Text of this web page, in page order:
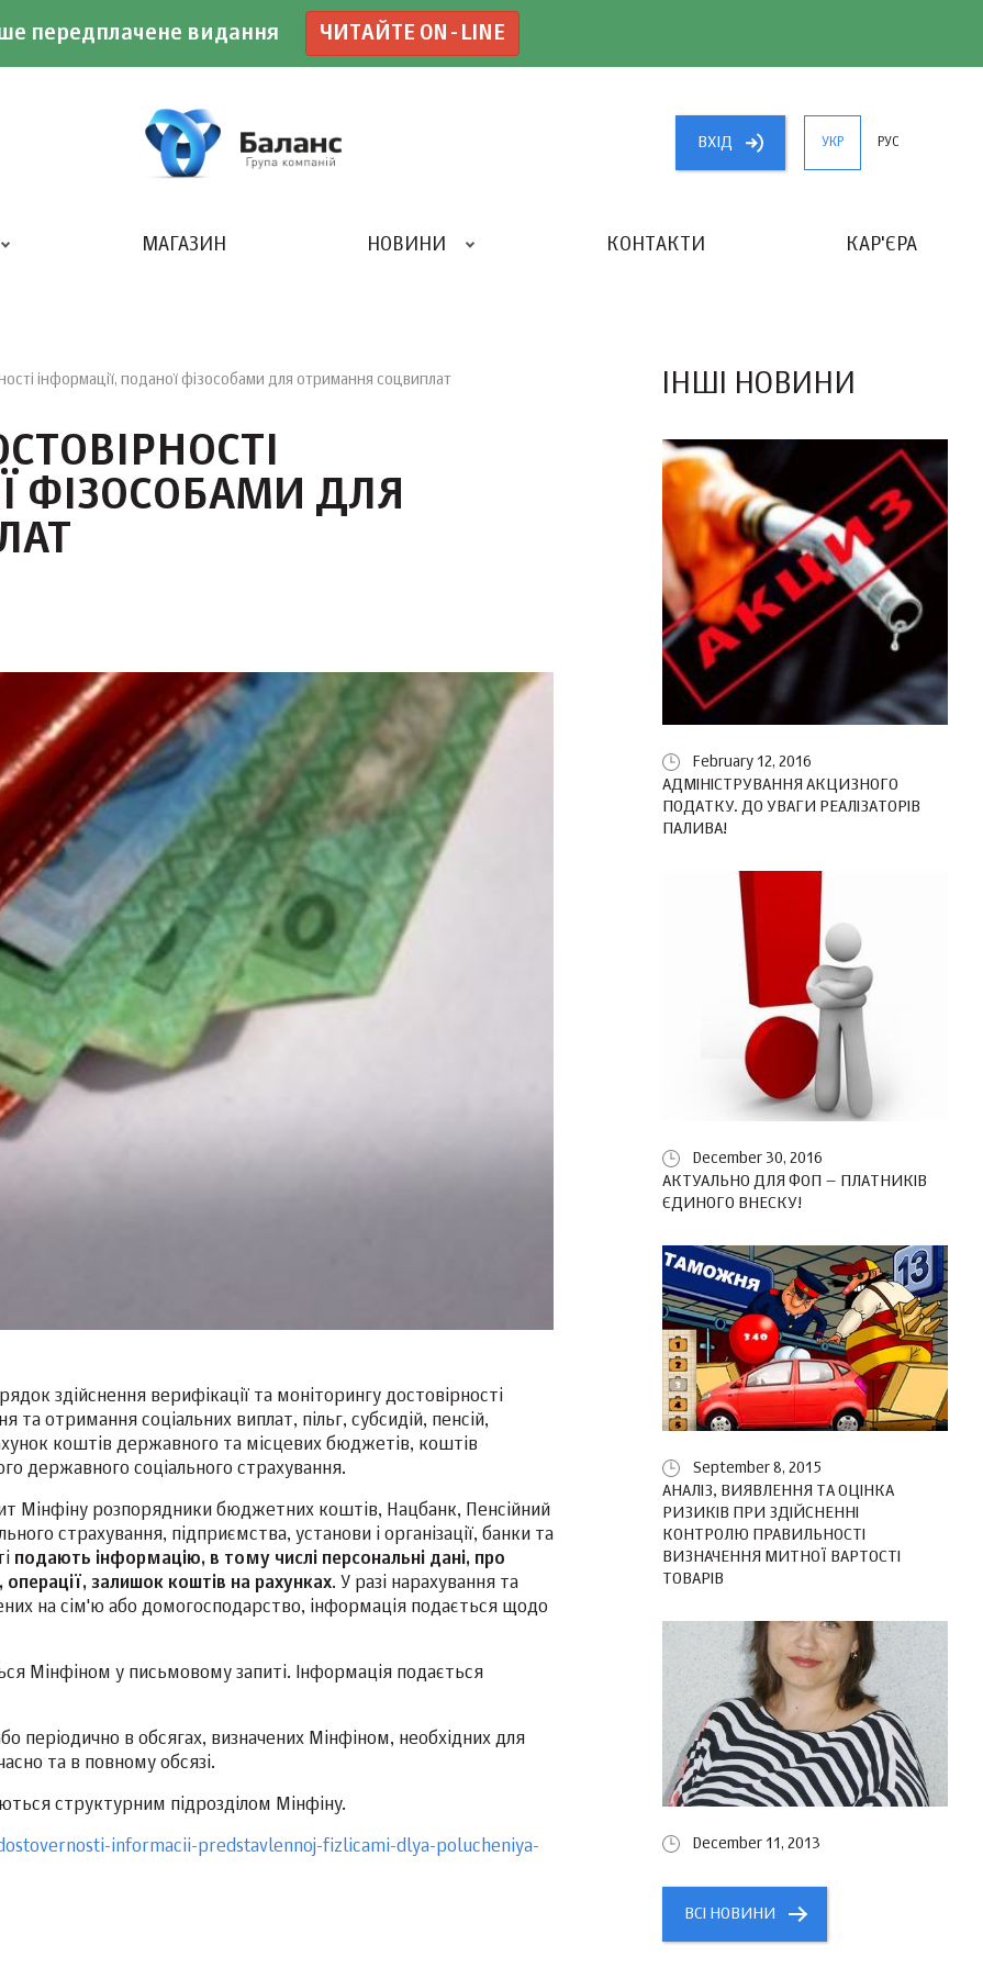
передплачене видання ЧИТАЙТЕ ON-LINE
ВХIД УКР РУС
МАГАЗИН НОВИНИ КОНТАКТИ КАР'ЄРА
інформації, поданої фізособами для отримання соцвиплат
ФІЗОСОБАМИ ДЛЯ
здійснення верифікації та моніторингу достовірності
отримання соціальних виплат, пільг, субсидій, пенсій,
коштів державного та місцевих бюджетів, коштів
державного соціального страхування.
Мінфіну розпорядники бюджетних коштів, Нацбанк, Пенсійний
страхування, підприємства, установи і організації, банки та
подають інформацію, в тому числі персональні дані, про
залишок коштів на рахунках. У разі нарахування та
на сім'ю або домогосподарство, інформація подається щодо
Мінфіном у письмовому запиті. Інформація подається
періодично в обсягах, визначених Мінфіном, необхідних для
та в повному обсязі.
структурним підрозділом Мінфіну.
informacii-predstavlennoj-fizlicami-dlya-polucheniya-
ІНШІ НОВИНИ
February 12, 2016
АДМІНІСТРУВАННЯ АКЦИЗНОГО
ПОДАТКУ. ДО УВАГИ РЕАЛІЗАТОРІВ
ПАЛИВА!
December 30, 2016
АКТУАЛЬНО ДЛЯ ФОП – ПЛАТНИКІВ
ЄДИНОГО ВНЕСКУ!
September 8, 2015
АНАЛІЗ, ВИЯВЛЕННЯ ТА ОЦІНКА
РИЗИКІВ ПРИ ЗДІЙСНЕННІ
КОНТРОЛЮ ПРАВИЛЬНОСТІ
ВИЗНАЧЕННЯ МИТНОЇ ВАРТОСТІ
ТОВАРІВ
December 11, 2013
ВСІ НОВИНИ